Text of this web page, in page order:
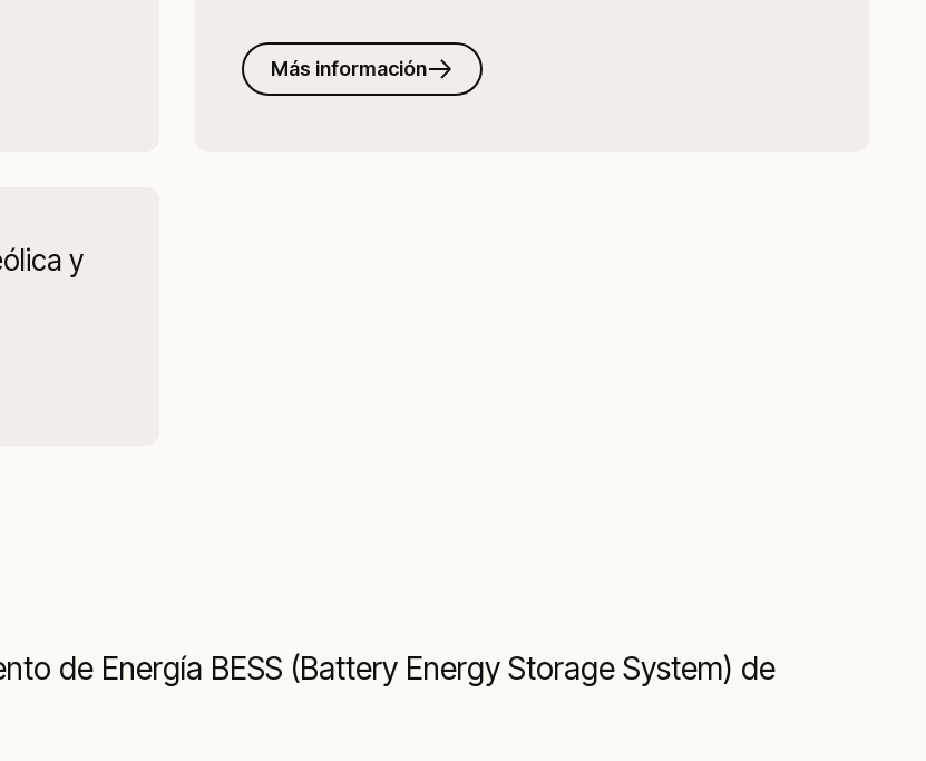
Más información
y
de Energía BESS (Battery Energy Storage System) de